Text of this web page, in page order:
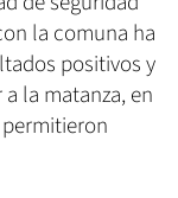
la comuna ha
positivos y
la matanza, en